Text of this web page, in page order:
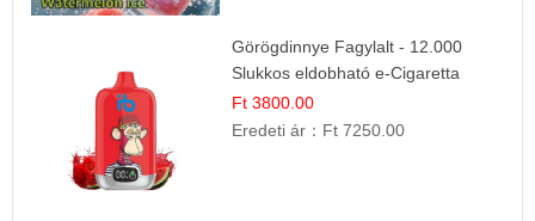
Görögdinnye Fagylalt - 12.000
Slukkos eldobható e-Cigaretta
Ft 3800.00
Eredeti ár： Ft 7250.00